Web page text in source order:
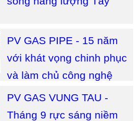
PV GAS PIPE - 15 năm
với khát vọng chinh phục
và làm chủ công nghệ
PV GAS VUNG TAU -
Tháng 9 rực sáng niềm